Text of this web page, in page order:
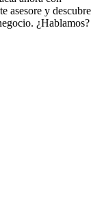
asesore y descubre
¿Hablamos?